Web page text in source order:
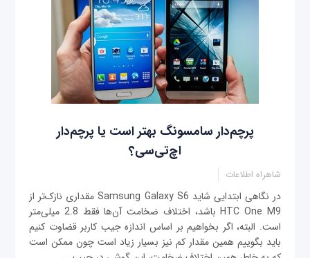
پرچم‌دار سامسونگ بهتر است یا پرچم‌دار
اچ‌تی‌سی؟
شاهراه اطلاعات
در نگاهی ابتدایی شاید Samsung Galaxy S6 مقداری نازک‌تر از
HTC One M9 باشد، اختلاف ضخامت آن‌ها فقط 2.8 میلی‌متر
است. البته، اگر بخواهیم بر اساس اندازه جیب کاربر قضاوت کنیم
باید بگوییم همین مقدار کم نیز بسیار زیاد است چون ممکن است